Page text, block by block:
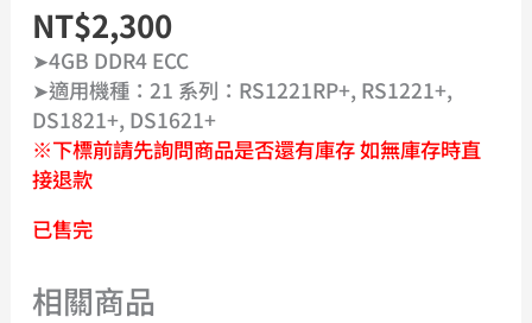
NT$2,300
➤4GB DDR4 ECC
➤適用機種：21 系列：RS1221RP+, RS1221+,
DS1821+, DS1621+
※下標前請先詢問商品是否還有庫存 如無庫存時直
接退款
已售完
相關商品